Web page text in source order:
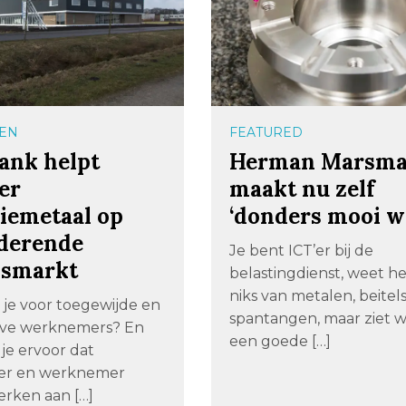
helpt
op
voor toegewijde en
werknemers? En
ervoor dat
en werknemer
aan […]
FEATURED
Herman
maakt nu zelf
‘donders mooi
Je bent ICT’er bij de
belastingdienst, weet
niks van metalen,
spantangen, maar ziet
een goede […]